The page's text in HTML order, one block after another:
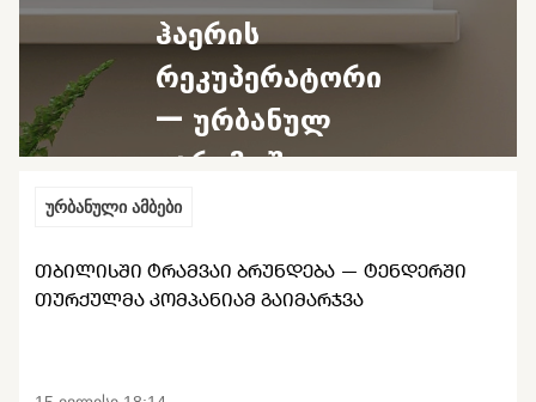
ჰაერის
რეკუპერატორი
— ურბანულ
გარემოში
დაბინძურებულ
ბრძოლის
ურბანული ამბები
ᲗᲑᲘᲚᲘᲡᲨᲘ ᲢᲠᲐᲛᲕᲐᲘ ᲑᲠᲣᲜᲓᲔᲑᲐ — ᲢᲔᲜᲓᲔᲠᲨᲘ
ᲗᲣᲠᲥᲣᲚᲛᲐ ᲙᲝᲛᲞᲐᲜᲘᲐᲛ ᲒᲐᲘᲛᲐᲠᲯᲕᲐ